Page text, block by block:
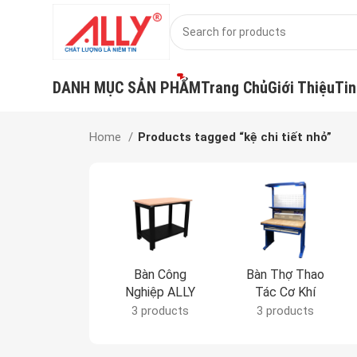
DANH MỤC SẢN PHẨMTrang ChủGiới Thiệu
Home Products tagged “kệ chi tiết nhỏ”
Bàn Công
Nghiệp ALLY
3 products
Bàn Thợ Thao
Tác Cơ Khí
3 products